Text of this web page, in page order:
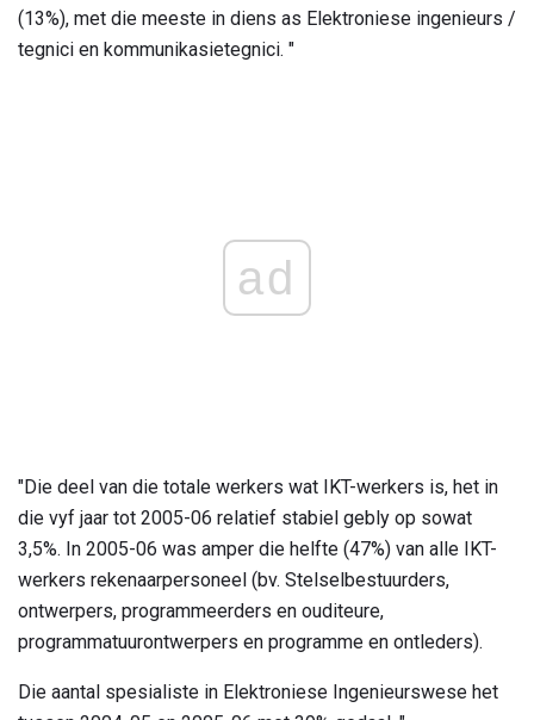
(13%), met die meeste in diens as Elektroniese ingenieurs /
tegnici en kommunikasietegnici. "
ad
"Die deel van die totale werkers wat IKT-werkers is, het in
die vyf jaar tot 2005-06 relatief stabiel gebly op sowat
3,5%. In 2005-06 was amper die helfte (47%) van alle IKT-
werkers rekenaarpersoneel (bv. Stelselbestuurders,
ontwerpers, programmeerders en ouditeure,
programmatuurontwerpers en programme en ontleders).
Die aantal spesialiste in Elektroniese Ingenieurswese het